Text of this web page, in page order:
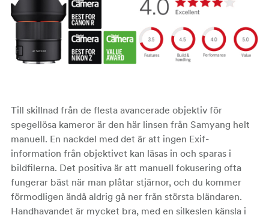
Till skillnad från de flesta avancerade objektiv för
spegellösa kameror är den här linsen från Samyang helt
manuell. En nackdel med det är att ingen Exif-
information från objektivet kan läsas in och sparas i
bildfilerna. Det positiva är att manuell fokusering ofta
fungerar bäst när man plåtar stjärnor, och du kommer
förmodligen ändå aldrig gå ner från största bländaren.
Handhavandet är mycket bra, med en silkeslen känsla i